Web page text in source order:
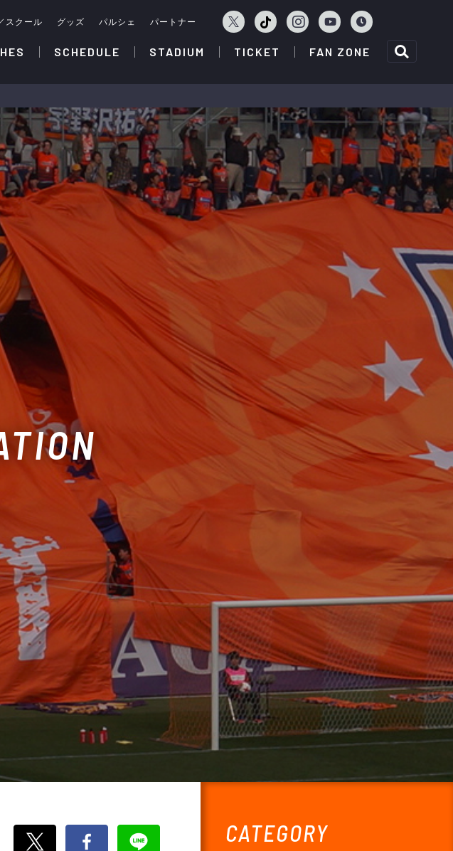
スクール グッズ パルシェ パートナー
SCHEDULE STADIUM TICKET FAN ZONE
CATEGORY